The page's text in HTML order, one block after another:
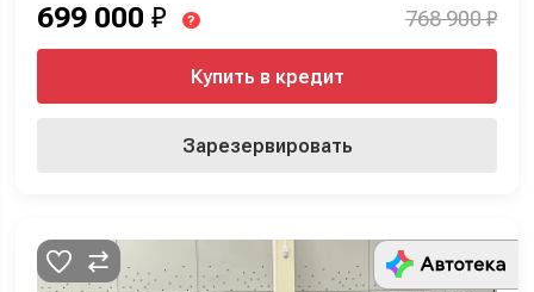
699 000 ₽ ? 768 900 ₽
Купить в кредит
Зарезервировать